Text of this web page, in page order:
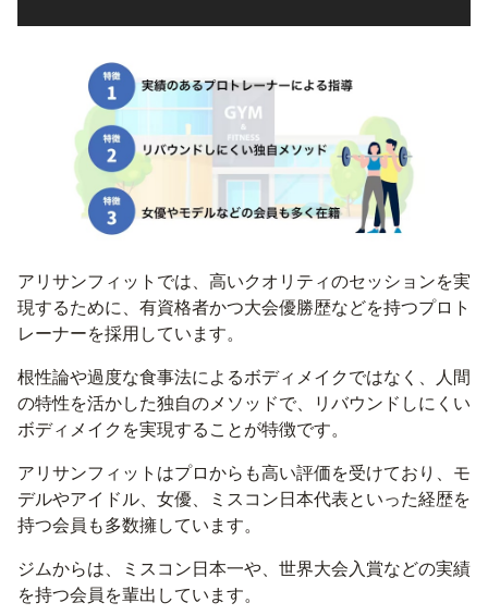
アリサンフィットでは、高いクオリティのセッションを実
現するために、有資格者かつ大会優勝歴などを持つプロト
レーナーを採用しています。
根性論や過度な食事法によるボディメイクではなく、人間
の特性を活かした独自のメソッドで、リバウンドしにくい
ボディメイクを実現することが特徴です。
アリサンフィットはプロからも高い評価を受けており、モ
デルやアイドル、女優、ミスコン日本代表といった経歴を
持つ会員も多数擁しています。
ジムからは、ミスコン日本一や、世界大会入賞などの実績
を持つ会員を輩出しています。